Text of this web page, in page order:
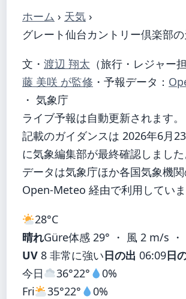
ホーム › 天気 ›
グレート仙台カントリー倶楽部
文・ 渡辺 翔太 （旅行・レジャー担
藤 美咲 が監修 ・ 予報データ：
・ 気象庁
ライブ予報は自動更新されます。
記載のガイダンスは 2026年6月
に気象編集部が最終確認しました
データは気象庁ほか各国気象機
Open-Meteo 経由で利用していま
28°C
晴れGüre体感 29° ・ 風 2 m/s ・
UV 8 非常に強い日の出 06:09日
今日
36°22°
0%
Fri
35°22°
0%